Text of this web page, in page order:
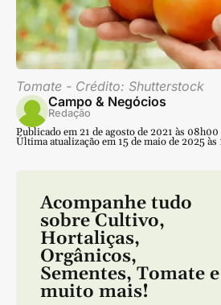
Tomate - Crédito: Shutterstock
Campo & Negócios
Redação
Publicado em 21 de agosto de 2021 às 08h00
Última atualização em 15 de maio de 2025 às
Acompanhe tudo
sobre Cultivo,
Hortaliças,
Orgânicos,
Sementes, Tomate e
muito mais!